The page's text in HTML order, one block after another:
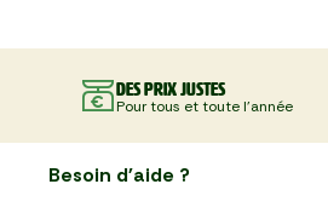
Des prix justes
Pour tous et toute l'année
Besoin d'aide ?